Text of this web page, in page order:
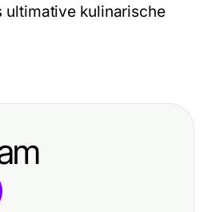
ultimative kulinarische